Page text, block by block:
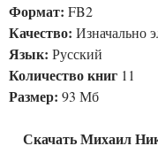
Формат: FB2
Качество: Изначально
Язык: Русский
Количество книг 11
Размер: 93 Мб
Скачать Михаил